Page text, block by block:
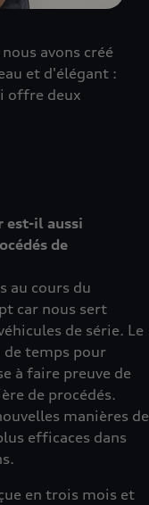
avons créé
et d'élégant :
offre deux
est-il aussi
de
au cours du
car nous sert
de série. Le
de temps pour
à faire preuve de
de procédés.
manières de
efficaces dans
en trois mois et